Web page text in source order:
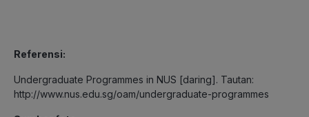
Referensi:
Undergraduate Programmes in NUS [daring]. Tautan:
http://www.nus.edu.sg/oam/undergraduate-programmes